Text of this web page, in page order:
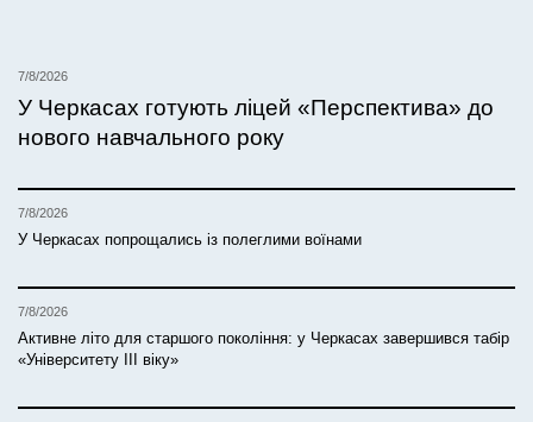
7/8/2026
У Черкасах готують ліцей «Перспектива» до
нового навчального року
7/8/2026
У Черкасах попрощались із полеглими воїнами
7/8/2026
Активне літо для старшого покоління: у Черкасах завершився табір
«Університету ІІІ віку»